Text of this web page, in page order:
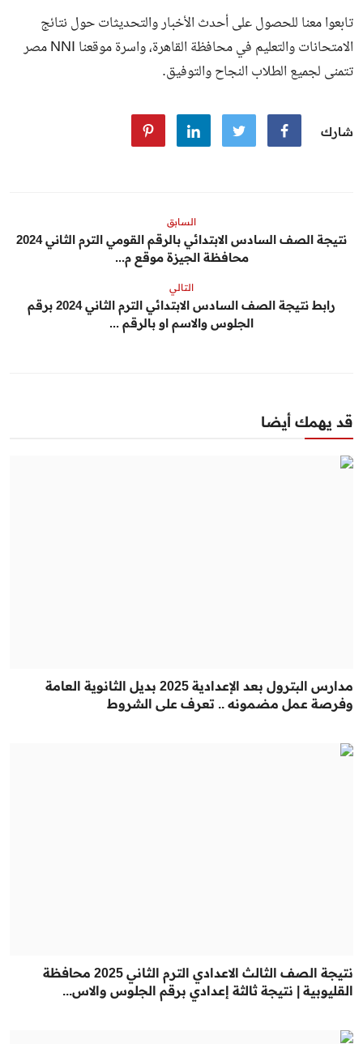
تابعوا معنا للحصول على أحدث الأخبار والتحديثات حول نتائج
الامتحانات والتعليم في محافظة القاهرة، واسرة موقعنا NNI مصر
تتمنى لجميع الطلاب النجاح والتوفيق.
شارك
السابق
نتيجة الصف السادس الابتدائي بالرقم القومي الترم الثاني 2024
محافظة الجيزة موقع م...
التالي
رابط نتيجة الصف السادس الابتدائي الترم الثاني 2024 برقم
الجلوس والاسم او بالرقم ...
قد يهمك أيضا
مدارس البترول بعد الإعدادية 2025 بديل الثانوية العامة
وفرصة عمل مضمونه .. تعرف على الشروط
نتيجة الصف الثالث الاعدادي الترم الثاني 2025 محافظة
القليوبية | نتيجة ثالثة إعدادي برقم الجلوس والاس...